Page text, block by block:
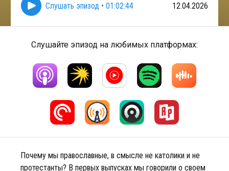
Слушать эпизод • 01:02:44 12.04.2026
Слушайте эпизод на любимых платформах:
Почему мы православные, в смысле не католики и не
протестанты? В первых выпусках мы говорили о своем